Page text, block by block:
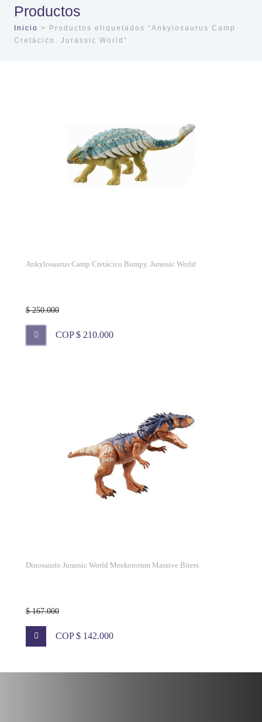
Productos
Inicio > Productos etiquetados “Ankylosaurus Camp
Cretácico. Jurassic World”
Ankylosaurus Camp Cretácico Bumpy. Jurassic World
$ 250.000
COP $ 210.000
Dinosaurio Jurassic World Meekerorum Massive Biters
$ 167.000
COP $ 142.000